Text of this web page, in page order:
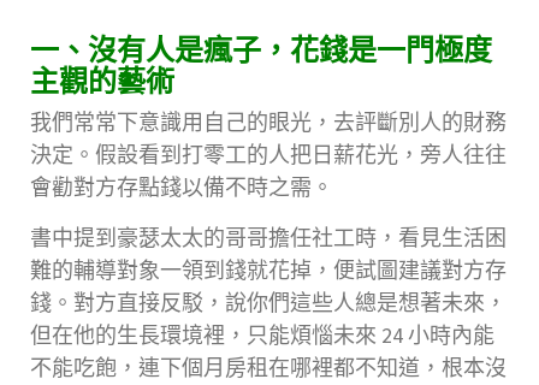
一、沒有人是瘋子，花錢是一門極度
主觀的藝術
我們常常下意識用自己的眼光，去評斷別人的財務
決定。假設看到打零工的人把日薪花光，旁人往往
會勸對方存點錢以備不時之需。
書中提到豪瑟太太的哥哥擔任社工時，看見生活困
難的輔導對象一領到錢就花掉，便試圖建議對方存
錢。對方直接反駁，說你們這些人總是想著未來，
但在他的生長環境裡，只能煩惱未來 24 小時內能
不能吃飽，連下個月房租在哪裡都不知道，根本沒